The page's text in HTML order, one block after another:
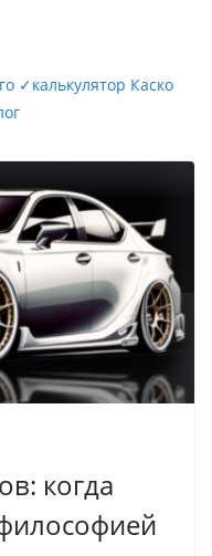
✓калькулятор Каско
когда